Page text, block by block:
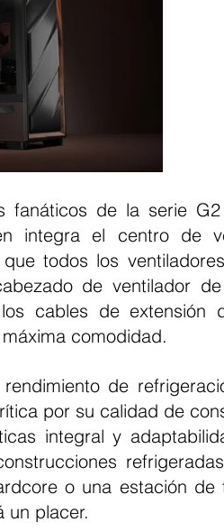
fanáticos de la serie
integra el centro de
todos los
de ventilador
cables de extensión
comodidad.
por su calidad de
integral y
o una estación
un placer.